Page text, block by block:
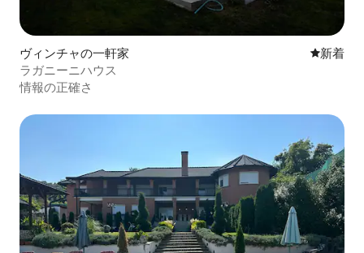
ヴィンチャの一軒家 新しい宿
新着
ラガニーニハウス
情報の正確さ